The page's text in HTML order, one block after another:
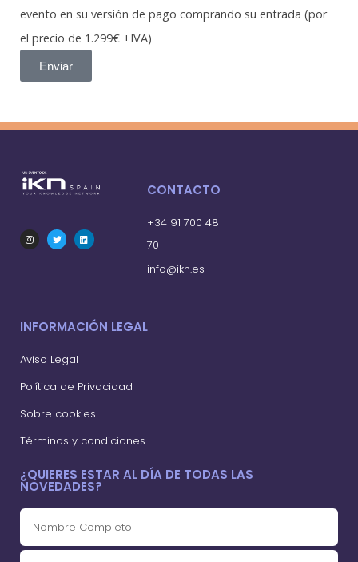
evento en su versión de pago comprando su entrada (por
el precio de 1.299€ +IVA)
Enviar
CONTACTO
+34 91 700 48
70
info@ikn.es
INFORMACIÓN LEGAL
Aviso Legal
Política de Privacidad
Sobre cookies
Términos y condiciones
¿QUIERES ESTAR AL DÍA DE TODAS LAS
NOVEDADES?